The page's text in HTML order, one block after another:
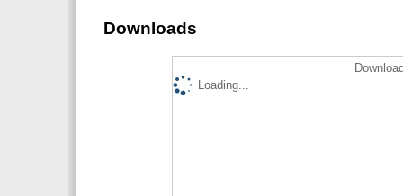
Downloads
Loading...